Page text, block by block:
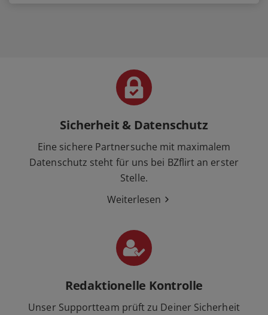
Sicherheit & Datenschutz
Eine sichere Partnersuche mit maximalem
Datenschutz steht für uns bei BZflirt an erster
Stelle.
Weiterlesen
Redaktionelle Kontrolle
Unser Supportteam prüft zu Deiner Sicherheit